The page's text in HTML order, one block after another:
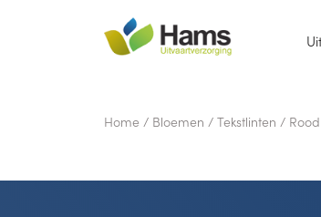
Home / Bloemen / Tekstlinten /